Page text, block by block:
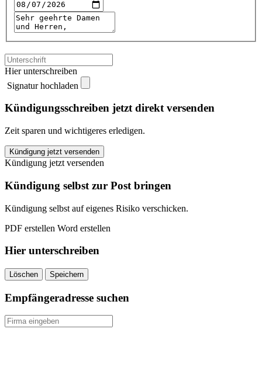
Hier unterschreiben
Signatur hochladen
Kündigungsschreiben jetzt direkt versenden
Zeit sparen und wichtigeres erledigen.
AachenMünchener
Rentenversicherung
kündigen
quantity
Kündigung jetzt versenden
Kündigung jetzt versenden
Kündigung selbst zur Post bringen
Kündigung selbst auf eigenes Risiko verschicken.
PDF erstellen Word erstellen
Hier unterschreiben
Löschen Speichern
Empfängeradresse suchen